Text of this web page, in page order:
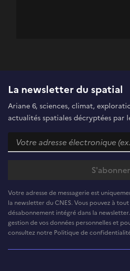
La newsletter du spatial
Ariane 6, sciences, climat,
actualités spatiales décryptées par
Votre adresse de messagerie est
la newsletter du CNES. Vous pouvez à
désabonnement intégré dans la
gestion de vos données personnelles et
consultez notre Politique de